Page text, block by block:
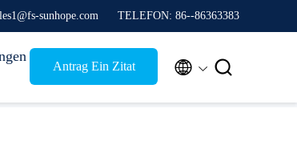
sunhope.com TELEFON: 86--86363383
Antrag Ein Zitat  